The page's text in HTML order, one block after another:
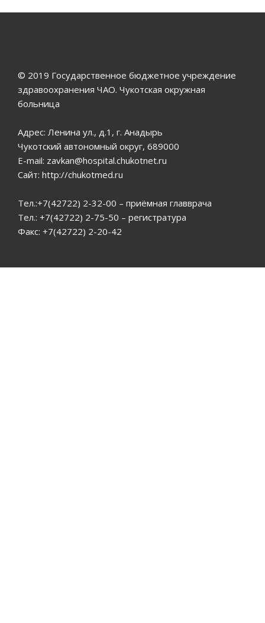
© 2019 Государственное бюджетное учреждение
здравоохранения ЧАО. Чукотская окружная
больница
Адрес: Ленина ул., д.1, г. Анадырь
Чукотский автономный округ, 689000
E-mail: zavkan@hospital.chukotnet.ru
Сайт: http://chukotmed.ru
Тел.:+7(42722) 2-32-00 – приёмная главврача
Тел.: +7(42722) 2-75-50 – регистратура
Факс: +7(42722) 2-20-42